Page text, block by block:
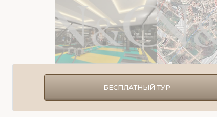
БЕСПЛАТНЫЙ ТУР
Начальник отдела продаж
+90 552 698 97 17
naziya@ngproperty.ru